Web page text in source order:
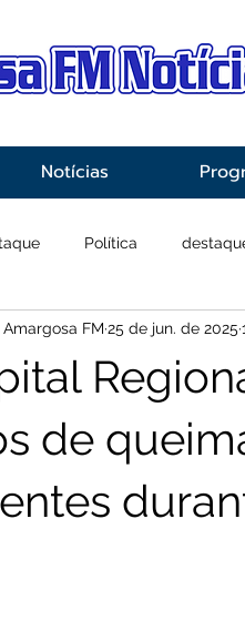
Notícias
Política
Infraestrutura
de
Amargosa FM 25 de jun. de 2025